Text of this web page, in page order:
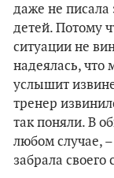
даже не писала
детей. Потому
ситуации не
надеялась,
услышит
тренер
так поняли. В
любом случае,
забрала